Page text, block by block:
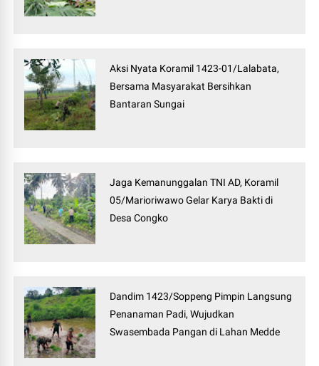
Aksi Nyata Koramil 1423-01/Lalabata,
Bersama Masyarakat Bersihkan
Bantaran Sungai
Jaga Kemanunggalan TNI AD, Koramil
05/Marioriwawo Gelar Karya Bakti di
Desa Congko
Dandim 1423/Soppeng Pimpin Langsung
Penanaman Padi, Wujudkan
Swasembada Pangan di Lahan Medde